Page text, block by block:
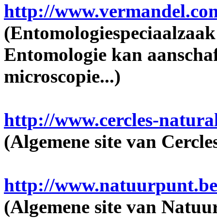
http://
Entomologie kan
microscopie...)
http://www.cercles-
(Algemene site van
http://www.natuurpunt.be
(Algemene site van